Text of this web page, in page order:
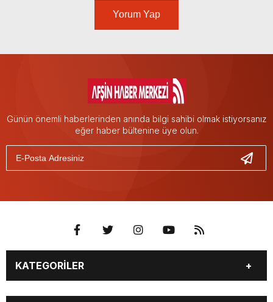
Yorum Yap
Günün önemli haberlerinden anında bilgi sahibi olmak istiyorsanız
eğer haber bültenine üye olun.
KATEGORİLER
EĞİTİM EKONOMİ